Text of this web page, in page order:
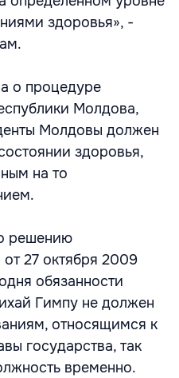
здоровья», -
о процедуре
Молдова,
Молдовы должен
здоровья,
на то
решению
27 октября 2009
обязанности
Гимпу не должен
относящимся к
государства, так
временно.